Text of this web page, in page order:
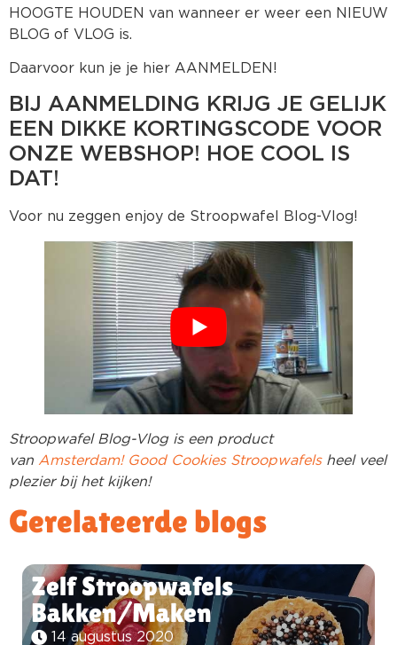
HOOGTE HOUDEN van wanneer er weer een NIEUW
BLOG of VLOG is.
Daarvoor kun je je hier AANMELDEN!
BIJ AANMELDING KRIJG JE GELIJK
EEN DIKKE KORTINGSCODE VOOR
ONZE WEBSHOP! HOE COOL IS
DAT!
Voor nu zeggen enjoy de Stroopwafel Blog-Vlog!
Stroopwafel Blog-Vlog is een product
van Amsterdam! Good Cookies Stroopwafelsheel veel
plezier bij het kijken!
Gerelateerde blogs
Zelf Stroopwafels
Bakken/Maken
14 augustus 2020